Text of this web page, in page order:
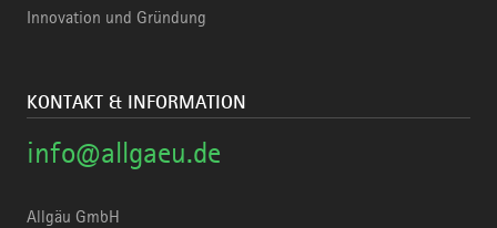
Innovation und Gründung
KONTAKT & INFORMATION
info@allgaeu.de
Allgäu GmbH